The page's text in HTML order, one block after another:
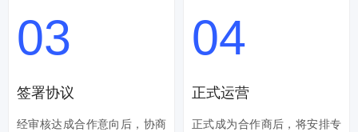
03
签署协议
经审核达成合作意向后，协商
04
正式运营
正式成为合作商后，将安排专